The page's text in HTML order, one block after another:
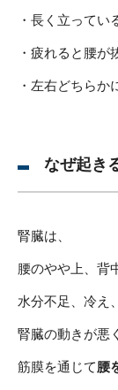
・長く立ってい
・疲れると腰が
・左右どちらか
なぜ起き
腎臓は、
腰のやや上、背
水分不足、冷え
腎臓の動きが悪
筋膜を通じて腰